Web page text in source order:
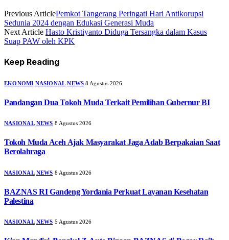
Previous ArticlePemkot Tangerang Peringati Hari Antikorupsi
Sedunia 2024 dengan Edukasi Generasi Muda
Next Article Hasto Kristiyanto Diduga Tersangka dalam Kasus
Suap PAW oleh KPK
Keep Reading
EKONOMI NASIONAL NEWS 8 Agustus 2026
Pandangan Dua Tokoh Muda Terkait Pemilihan Gubernur BI
NASIONAL NEWS 8 Agustus 2026
Tokoh Muda Aceh Ajak Masyarakat Jaga Adab Berpakaian Saat
Berolahraga
NASIONAL NEWS 8 Agustus 2026
BAZNAS RI Gandeng Yordania Perkuat Layanan Kesehatan
Palestina
NASIONAL NEWS 5 Agustus 2026